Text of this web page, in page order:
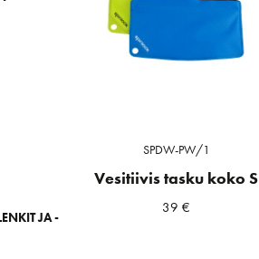
JA -
SPDW-PW/1
Vesitiivis tasku koko S
39€